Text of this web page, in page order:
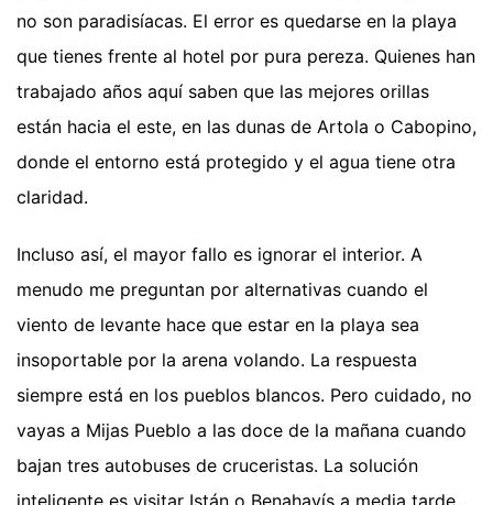
no son paradisíacas. El error es quedarse en la playa
que tienes frente al hotel por pura pereza. Quienes han
trabajado años aquí saben que las mejores orillas
están hacia el este, en las dunas de Artola o Cabopino,
donde el entorno está protegido y el agua tiene otra
claridad.
Incluso así, el mayor fallo es ignorar el interior. A
menudo me preguntan por alternativas cuando el
viento de levante hace que estar en la playa sea
insoportable por la arena volando. La respuesta
siempre está en los pueblos blancos. Pero cuidado, no
vayas a Mijas Pueblo a las doce de la mañana cuando
bajan tres autobuses de cruceristas. La solución